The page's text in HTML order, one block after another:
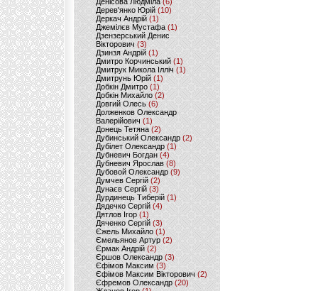
Дерев'янко Юрій(10)
Деркач Андрій(1)
Джемілєв Мустафа (1)
Дзензерський Денис
Вікторович (3)
Дзинзя Андрій (1)
Дмитро Корчинський (1)
Дмитрук Микола Ілліч (1)
Дмитрунь Юрій (1)
Добкін Дмитро(1)
Добкін Михайло (2)
Довгий Олесь (6)
Долженков Олександр
Валерійович (1)
Донець Тетяна (2)
Дубинський Олександр(2)
Дубілет Олександр (1)
Дубневич Богдан (4)
Дубневич Ярослав (8)
Дубовой Олександр(9)
Думчев Сергій (2)
Дунаєв Сергій(3)
Дурдинець Тиберій (1)
Дядечко Сергій (4)
Дятлов Ігор (1)
Дяченко Сергій (3)
Єжель Михайло (1)
Ємельянов Артур (2)
Єрмак Андрій (2)
Єршов Олександр (3)
Єфімов Максим (3)
Єфімов Максим Вікторович (2)
Єфремов Олександр (20)